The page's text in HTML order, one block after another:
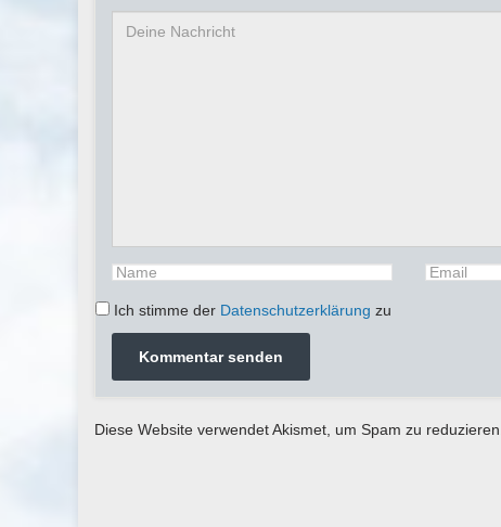
Ich stimme der Datenschutzerklärung zu
Diese Website verwendet Akismet, um Spam zu reduzieren.